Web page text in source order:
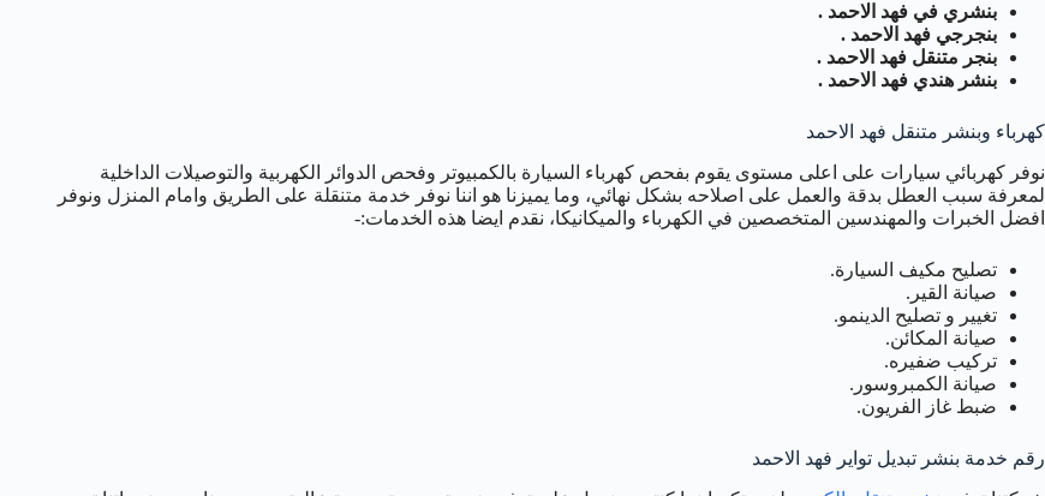
بنشري في فهد الاحمد .
بنجرجي فهد الاحمد .
بنجر متنقل فهد الاحمد .
بنشر هندي فهد الاحمد .
كهرباء وبنشر متنقل فهد الاحمد
نوفر كهربائي سيارات على اعلى مستوى يقوم بفحص كهرباء السيارة بالكمبيوتر وفحص الدوائر الكهربية والتوصيلات الداخلية
لمعرفة سبب العطل بدقة والعمل على اصلاحه بشكل نهائي، وما يميزنا هو اننا نوفر خدمة متنقلة على الطريق وامام المنزل ونوفر
افضل الخبرات والمهندسين المتخصصين في الكهرباء والميكانيكا، نقدم ايضا هذه الخدمات:-
تصليح مكيف السيارة.
صيانة القير.
تغيير و تصليح الدينمو.
صيانة المكائن.
تركيب ضفيره.
صيانة الكمبروسور.
ضبط غاز الفريون.
رقم خدمة بنشر تبديل تواير فهد الاحمد